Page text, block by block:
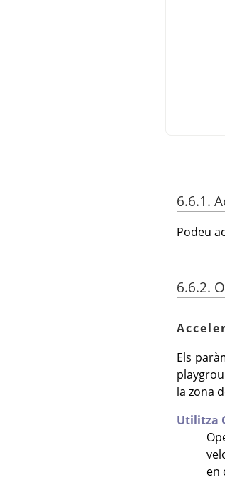
6.6.1.
Podeu
6.6.2.
Els
la zona
Utilitza
en